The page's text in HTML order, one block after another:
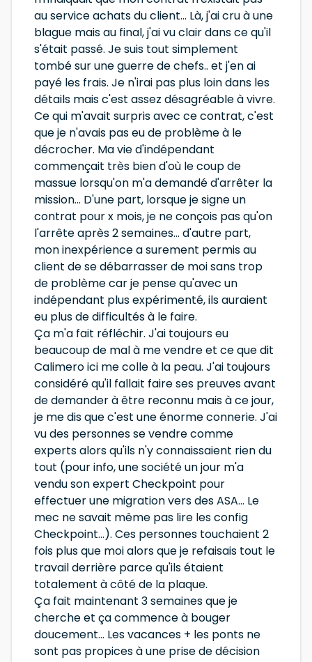
au service achats du client... Là, j'ai cru à une
blague mais au final, j'ai vu clair dans ce qu'il
s'était passé. Je suis tout simplement
tombé sur une guerre de chefs.. et j'en ai
payé les frais. Je n'irai pas plus loin dans les
détails mais c'est assez désagréable à vivre.
Ce qui m'avait surpris avec ce contrat, c'est
que je n'avais pas eu de problème à le
décrocher. Ma vie d'indépendant
commençait très bien d'où le coup de
massue lorsqu'on m'a demandé d'arrêter la
mission... D'une part, lorsque je signe un
contrat pour x mois, je ne conçois pas qu'on
l'arrête après 2 semaines... d'autre part,
mon inexpérience a surement permis au
client de se débarrasser de moi sans trop
de problème car je pense qu'avec un
indépendant plus expérimenté, ils auraient
eu plus de difficultés à le faire.
Ça m'a fait réfléchir. J'ai toujours eu
beaucoup de mal à me vendre et ce que dit
Calimero ici me colle à la peau. J'ai toujours
considéré qu'il fallait faire ses preuves avant
de demander à être reconnu mais à ce jour,
je me dis que c'est une énorme connerie. J'ai
vu des personnes se vendre comme
experts alors qu'ils n'y connaissaient rien du
tout (pour info, une société un jour m'a
vendu son expert Checkpoint pour
effectuer une migration vers des ASA... Le
mec ne savait même pas lire les config
Checkpoint...). Ces personnes touchaient 2
fois plus que moi alors que je refaisais tout le
travail derrière parce qu'ils étaient
totalement à côté de la plaque.
Ça fait maintenant 3 semaines que je
cherche et ça commence à bouger
doucement... Les vacances + les ponts ne
sont pas propices à une prise de décision